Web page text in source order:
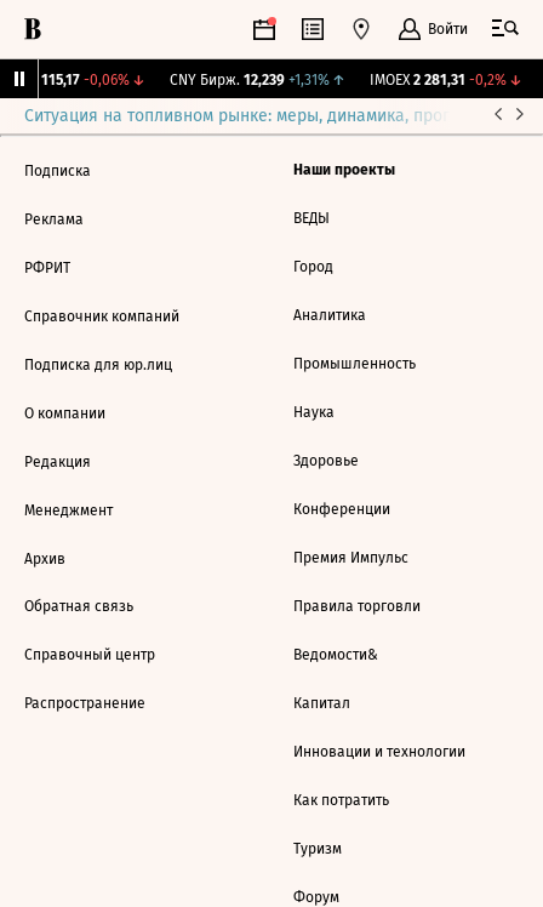
Войти
115,17 -0,06%↓ CNY Бирж. 12,239 +1,31%↑ IMOEX 2 281,31 -0,2%↓
Ситуация на топливном рынке: меры, динамика, прогнозы
Подписка
Реклама
РФРИТ
Справочник компаний
Подписка для юр.лиц
О компании
Редакция
Менеджмент
Архив
Обратная связь
Справочный центр
Распространение
Наши проекты
ВЕДЫ
Город
Аналитика
Промышленность
Наука
Здоровье
Конференции
Премия Импульс
Правила торговли
Ведомости&
Капитал
Инновации и технологии
Как потратить
Туризм
Форум